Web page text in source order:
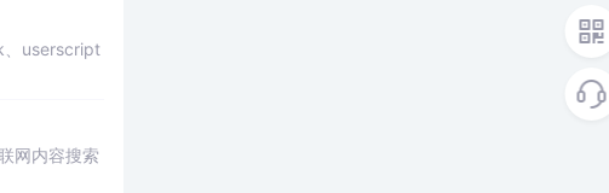
、userscript
网内容搜索